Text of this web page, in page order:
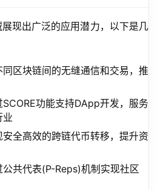
现出广泛的应用潜力，以下是几
区块链间的无缝通信和交易，推
功能支持DApp开发，服务
业
全高效的跨链代币转移，提升资
共代表(P-Reps)机制实现社区